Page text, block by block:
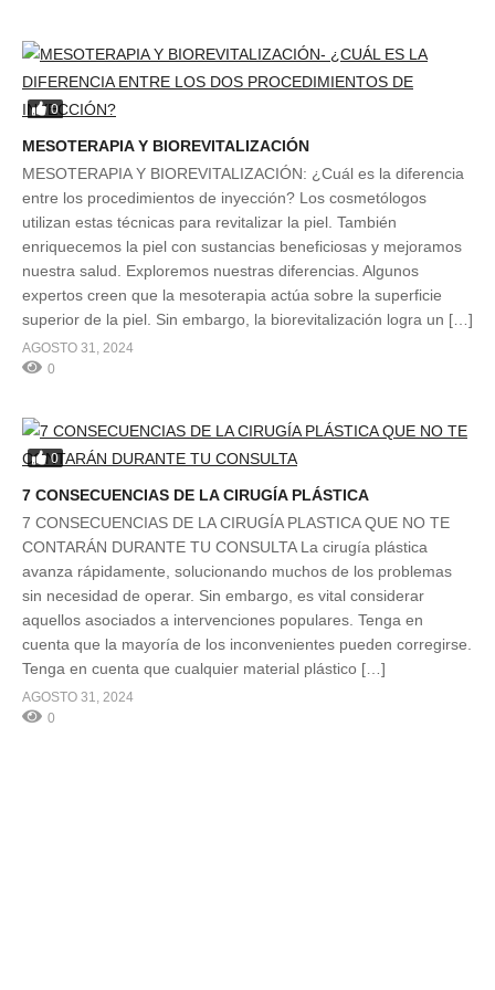
0
MESOTERAPIA Y BIOREVITALIZACIÓN
MESOTERAPIA Y BIOREVITALIZACIÓN: ¿Cuál es la diferencia
entre los procedimientos de inyección? Los cosmetólogos
utilizan estas técnicas para revitalizar la piel. También
enriquecemos la piel con sustancias beneficiosas y mejoramos
nuestra salud. Exploremos nuestras diferencias. Algunos
expertos creen que la mesoterapia actúa sobre la superficie
superior de la piel. Sin embargo, la biorevitalización logra un […]
AGOSTO 31, 2024
0
0
7 CONSECUENCIAS DE LA CIRUGÍA PLÁSTICA
7 CONSECUENCIAS DE LA CIRUGÍA PLASTICA QUE NO TE
CONTARÁN DURANTE TU CONSULTA La cirugía plástica
avanza rápidamente, solucionando muchos de los problemas
sin necesidad de operar. Sin embargo, es vital considerar
aquellos asociados a intervenciones populares. Tenga en
cuenta que la mayoría de los inconvenientes pueden corregirse.
Tenga en cuenta que cualquier material plástico […]
AGOSTO 31, 2024
0